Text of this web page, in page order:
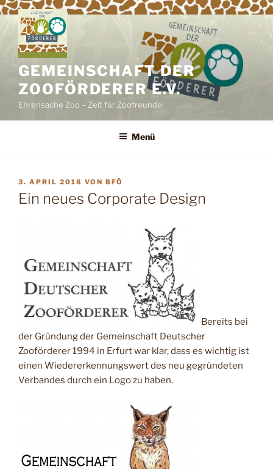
Zum
Inhalt
springen
GEMEINSCHAFT DER
ZOOFÖRDERER E.V.
Ehrensache Zoo – Zeit für Zoofreunde!
Menü
VERÖFFENTLICHT
AM
3. APRIL 2018 VON BFÖ
Ein neues Corporate Design
Bereits bei
der Gründung der Gemeinschaft Deutscher
Zooförderer 1994 in Erfurt war klar, dass es wichtig ist
einen Wiedererkennungswert des neu gegründeten
Verbandes durch ein Logo zu haben.